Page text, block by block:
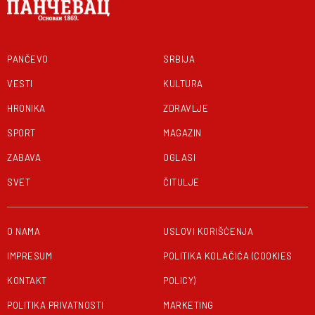
PANČEVO
VESTI
HRONIKA
SPORT
ZABAVA
SVET
SRBIJA
KULTURA
ZDRAVLJE
MAGAZIN
OGLASI
ČITULJE
O NAMA
IMPRESUM
KONTAKT
POLITIKA PRIVATNOSTI
USLOVI KORIŠĆENJA
POLITIKA KOLAČIĆA (COOKIES
POLICY)
MARKETING